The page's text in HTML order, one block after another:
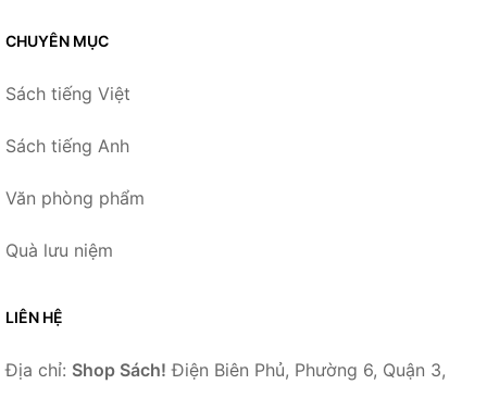
CHUYÊN MỤC
Sách tiếng Việt
Sách tiếng Anh
Văn phòng phẩm
Quà lưu niệm
LIÊN HỆ
Địa chỉ: Shop Sách! Điện Biên Phủ, Phường 6, Quận 3,